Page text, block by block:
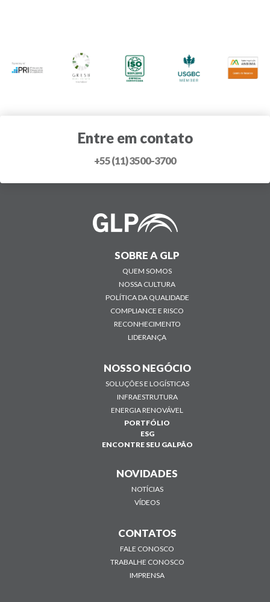
Entre em contato
+55 (11) 3500-3700
SOBRE A GLP
QUEM SOMOS
NOSSA CULTURA
POLÍTICA DA QUALIDADE
COMPLIANCE E RISCO
RECONHECIMENTO
LIDERANÇA
NOSSO NEGÓCIO
SOLUÇÕES E LOGÍSTICAS
INFRAESTRUTURA
ENERGIA RENOVÁVEL
PORTFÓLIO
ESG
ENCONTRE SEU GALPÃO
NOVIDADES
NOTÍCIAS
VÍDEOS
CONTATOS
FALE CONOSCO
TRABALHE CONOSCO
IMPRENSA